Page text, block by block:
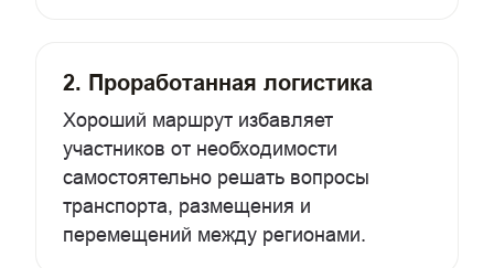
2. Проработанная логистика
Хороший маршрут избавляет
участников от необходимости
самостоятельно решать вопросы
транспорта, размещения и
перемещений между регионами.